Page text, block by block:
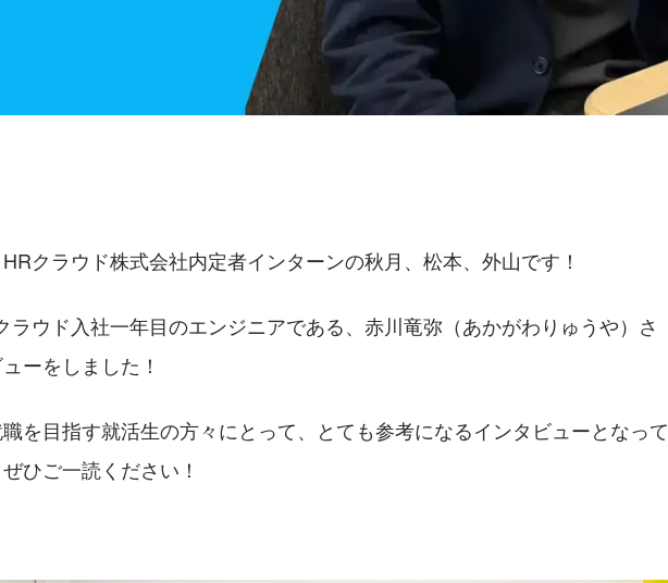
クラウド株式会社内定者インターンの秋月、松本、外山です！
ラウド入社一年目のエンジニアである、赤川竜弥（あかがわりゅうや）さ
ーをしました！
を目指す就活生の方々にとって、とても参考になるインタビューとなって
ひご一読ください！